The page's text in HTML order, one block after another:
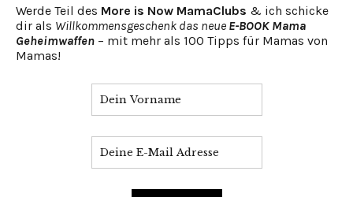
Werde Teil des More is Now MamaClubs & ich schicke
dir als Willkommensgeschenk das neue E-BOOK Mama
Geheimwaffen – mit mehr als 100 Tipps für Mamas von
Mamas!